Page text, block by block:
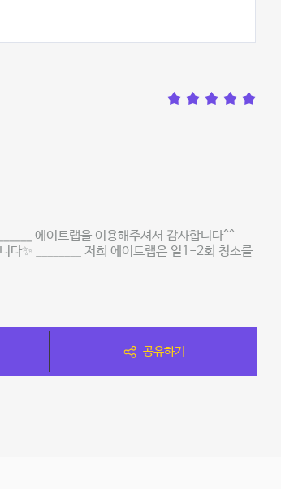
에이트랩을 이용해주셔서 감사합니다^^
다✨ ________ 저희 에이트랩은 일1-2회 청소를
공유하기